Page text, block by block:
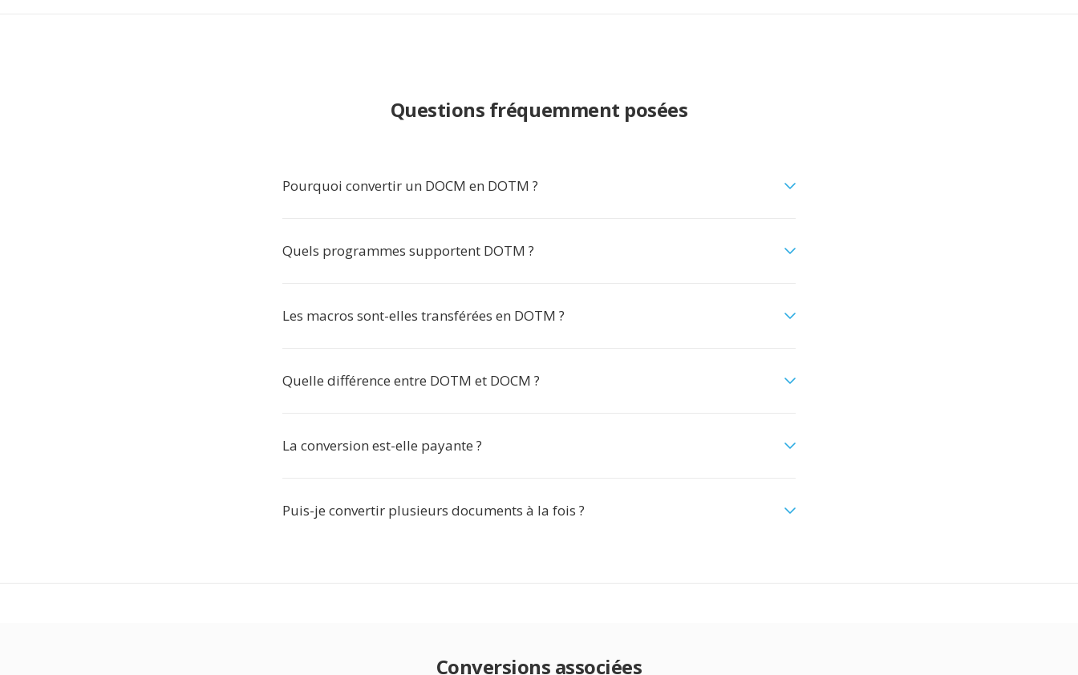
Questions fréquemment posées
Pourquoi convertir un DOCM en DOTM ?
Quels programmes supportent DOTM ?
Les macros sont-elles transférées en DOTM ?
Quelle différence entre DOTM et DOCM ?
La conversion est-elle payante ?
Puis-je convertir plusieurs documents à la fois ?
Conversions associées